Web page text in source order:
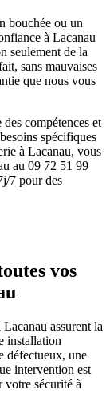
bouchée ou un
à Lacanau
seulement de la
sans mauvaises
que nous vous
compétences et
spécifiques
à Lacanau, vous
au 09 72 51 99
7 pour des
vos
assurent la
installation
défectueux, une
intervention est
votre sécurité à